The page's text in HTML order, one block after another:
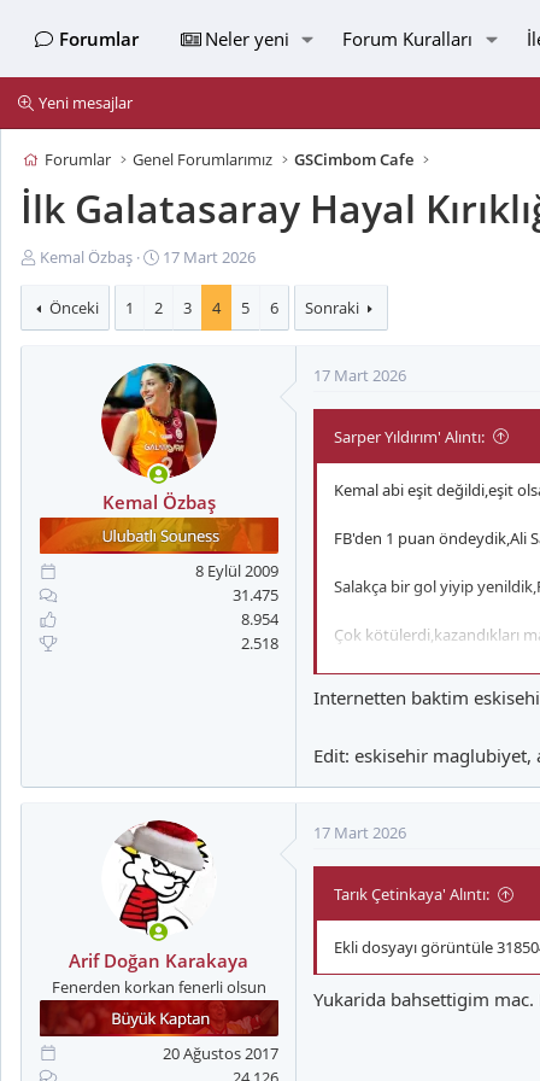
Forumlar Neler yeni Forum Kuralları
Yeni mesajlar
Forumlar Genel Forumlarımız GSCimbom Cafe
İlk Galatasaray Hayal
K
n
u
t
a
n
Kemal Özbaş
B
ş
l
n
g
ı
ç
t
a
r
i
17 Mart 2026
Önceki 1 2 3 4 5 6 Sonraki
Kemal Özbaş
8 Eylül 2009
31.475
8.954
2.518
17 Mart 2026
Sarper Yıldırım' Alıntı:
Kemal abi eşit değildi,eşit
FB'den 1 puan öndeydik,Ali
Salakça bir gol yiyip
Çok kötülerdi,kazandıkları
Internetten baktim
Edit: eskisehir
Arif Doğan Karakaya
Fenerden korkan fenerli olsun
20 Ağustos 2017
17 Mart 2026
Tarık Çetinkaya' Alıntı:
Ekli dosyayı görüntüle
Yukarida bahsettigim